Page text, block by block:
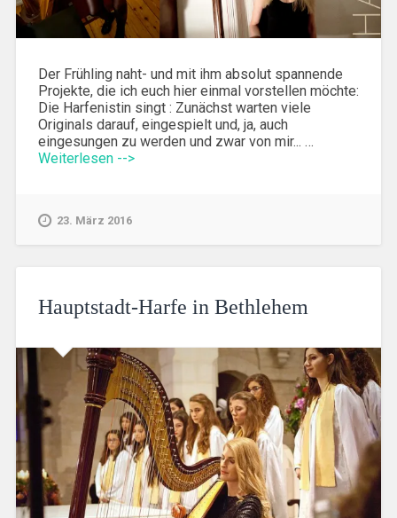
Der Frühling naht- und mit ihm absolut spannende
Projekte, die ich euch hier einmal vorstellen möchte:
Die Harfenistin singt : Zunächst warten viele
Originals darauf, eingespielt und, ja, auch
eingesungen zu werden und zwar von mir... …
Weiterlesen -->
23. März 2016
Hauptstadt-Harfe in Bethlehem